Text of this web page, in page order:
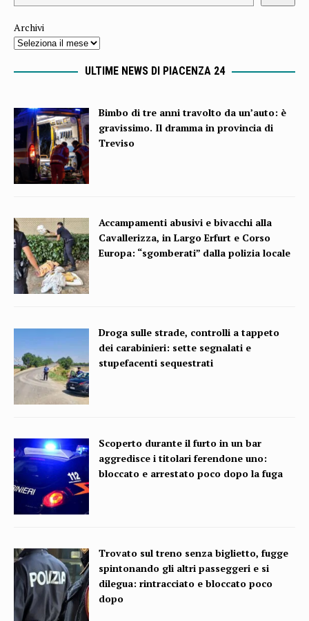
Archivi
ULTIME NEWS DI PIACENZA 24
Bimbo di tre anni travolto da un’auto: è
gravissimo. Il dramma in provincia di
Treviso
Accampamenti abusivi e bivacchi alla
Cavallerizza, in Largo Erfurt e Corso
Europa: “sgomberati” dalla polizia locale
Droga sulle strade, controlli a tappeto
dei carabinieri: sette segnalati e
stupefacenti sequestrati
Scoperto durante il furto in un bar
aggredisce i titolari ferendone uno:
bloccato e arrestato poco dopo la fuga
Trovato sul treno senza biglietto, fugge
spintonando gli altri passeggeri e si
dilegua: rintracciato e bloccato poco
dopo